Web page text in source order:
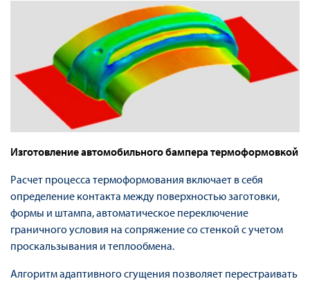
Изготовление автомобильного бампера термоформовкой
Расчет процесса термоформования включает в себя
определение контакта между поверхностью заготовки,
формы и штампа, автоматическое переключение
граничного условия на сопряжение со стенкой с учетом
проскальзывания и теплообмена.
Алгоритм адаптивного сгущения позволяет перестраивать